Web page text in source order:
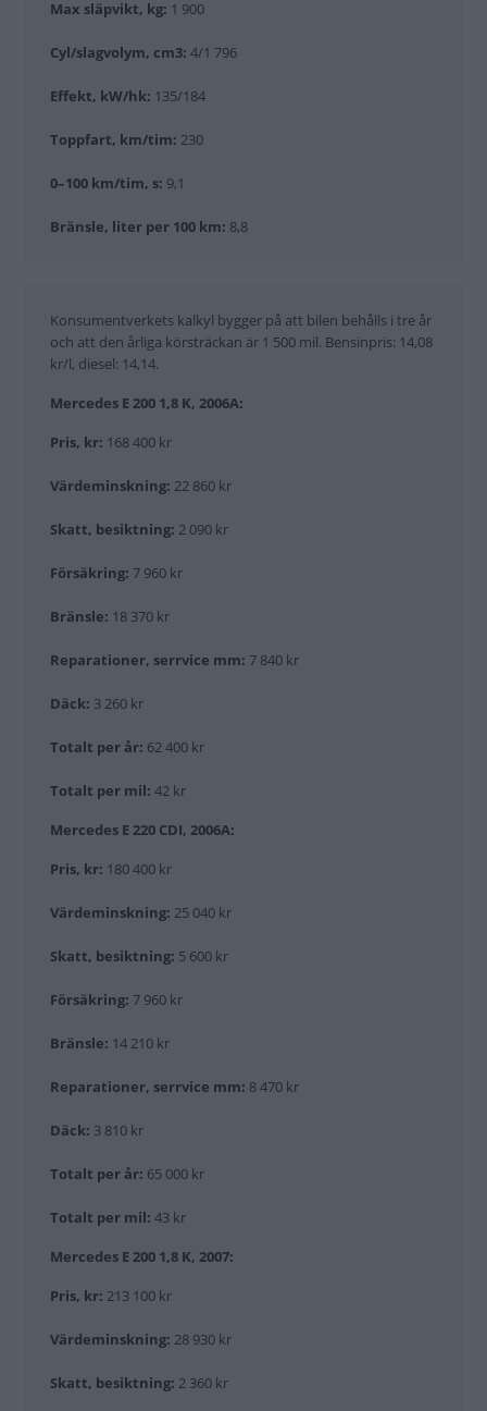
Max släpvikt, kg: 1 900
Cyl/slagvolym, cm3: 4/1 796
Effekt, kW/hk: 135/184
Toppfart, km/tim: 230
0–100 km/tim, s: 9,1
Bränsle, liter per 100 km: 8,8
Konsumentverkets kalkyl bygger på att bilen behålls i tre år
och att den årliga körsträckan är 1 500 mil. Bensinpris: 14,08
kr/l, diesel: 14,14.
Mercedes E 200 1,8 K, 2006A:
Pris, kr: 168 400 kr
Värdeminskning: 22 860 kr
Skatt, besiktning: 2 090 kr
Försäkring: 7 960 kr
Bränsle: 18 370 kr
Reparationer, serrvice mm: 7 840 kr
Däck: 3 260 kr
Totalt per år: 62 400 kr
Totalt per mil: 42 kr
Mercedes E 220 CDI, 2006A:
Pris, kr: 180 400 kr
Värdeminskning: 25 040 kr
Skatt, besiktning: 5 600 kr
Försäkring: 7 960 kr
Bränsle: 14 210 kr
Reparationer, serrvice mm: 8 470 kr
Däck: 3 810 kr
Totalt per år: 65 000 kr
Totalt per mil: 43 kr
Mercedes E 200 1,8 K, 2007:
Pris, kr: 213 100 kr
Värdeminskning: 28 930 kr
Skatt, besiktning: 2 360 kr